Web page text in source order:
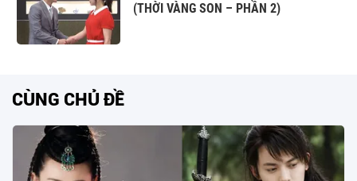
(THỜI VÀNG SON – PHẦN 2)
CÙNG CHỦ ĐỀ